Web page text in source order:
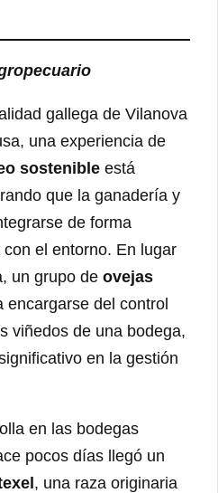
gallega de Vilanova
una experiencia de
sostenible está
que la ganadería y
de forma
el entorno. En lugar
un grupo de ovejas
encargarse del control
viñedos de una bodega,
en la gestión
en las bodegas
pocos días llegó un
, una raza originaria